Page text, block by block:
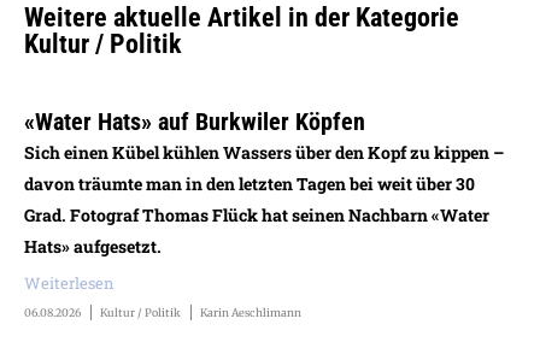
Weitere aktuelle Artikel in der Kategorie
Kultur / Politik
«Water Hats» auf Burkwiler Köpfen
Sich einen Kübel kühlen Wassers über den Kopf zu kippen –
davon träumte man in den letzten Tagen bei weit über 30
Grad. Fotograf Thomas Flück hat seinen Nachbarn «Water
Hats» aufgesetzt.
Weiterlesen
06.08.2026 Kultur / Politik Karin Aeschlimann